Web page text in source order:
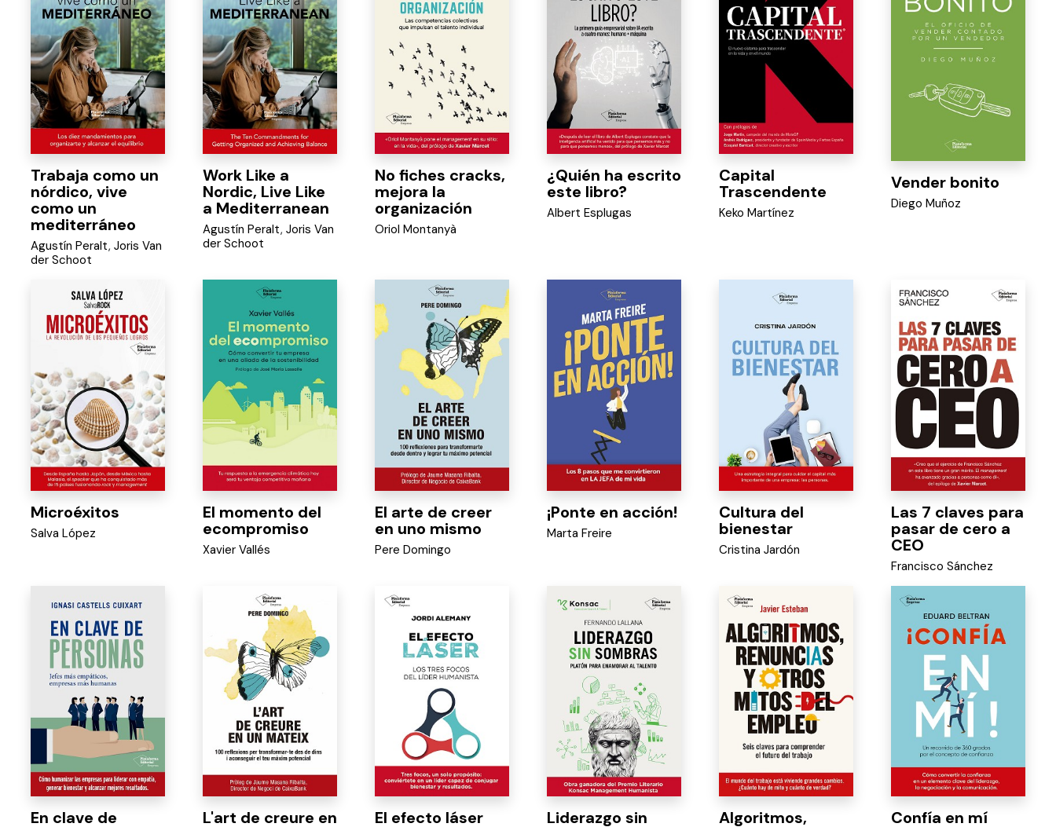
Trabaja como un
nórdico, vive
como un
mediterráneo
Agustín Peralt, Joris Van
der Schoot
Work Like a
Nordic, Live Like
a Mediterranean
Agustín Peralt, Joris Van
der Schoot
No fiches cracks,
mejora la
organización
Oriol Montanyà
¿Quién ha escrito
este libro?
Albert Esplugas
Capital
Trascendente
Keko Martínez
Vender bonito
Diego Muñoz
Microéxitos
Salva López
El momento del
ecompromiso
Xavier Vallés
El arte de creer
en uno mismo
Pere Domingo
¡Ponte en acción!
Marta Freire
Cultura del
bienestar
Cristina Jardón
Las 7 claves para
pasar de cero a
CEO
Francisco Sánchez
En clave de
L'art de creure en
El efecto láser
Liderazgo sin
Algoritmos,
Confía en mí